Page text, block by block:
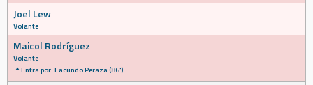
Joel Lew
Volante
Maicol Rodríguez
Volante
Entra por: Facundo Peraza (86')